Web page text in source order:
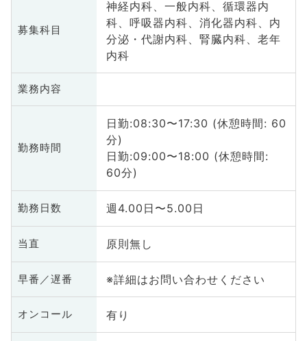
募集科目
神経内科、一般内科、循環器内
科、呼吸器内科、消化器内科、内
分泌・代謝内科、腎臓内科、老年
内科
業務内容
勤務時間
日勤:08:30〜17:30 (休憩時間: 60
分)
日勤:09:00〜18:00 (休憩時間:
60分)
勤務日数 週4.00日〜5.00日
当直 原則無し
早番／遅番 ※詳細はお問い合わせください
オンコール 有り